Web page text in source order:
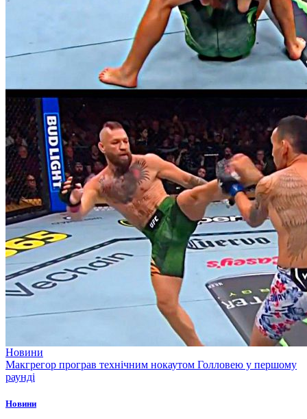
Новини
Макгрегор програв технічним нокаутом Голловею у першому
раунді
Новини